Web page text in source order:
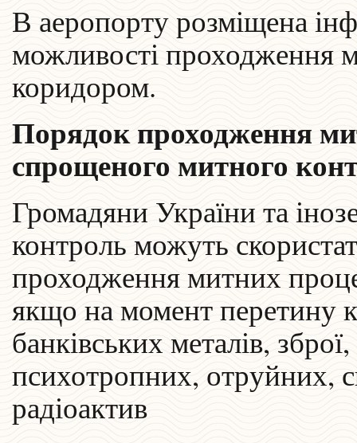
В аеропорту розміщена
можливості проходження
коридором.
Порядок проходження
спрощеного митного
Громадяни України та
контроль можуть
проходження митних
якщо на момент перетину
банківських металів,
психотропних, отруйних,
радіоактив